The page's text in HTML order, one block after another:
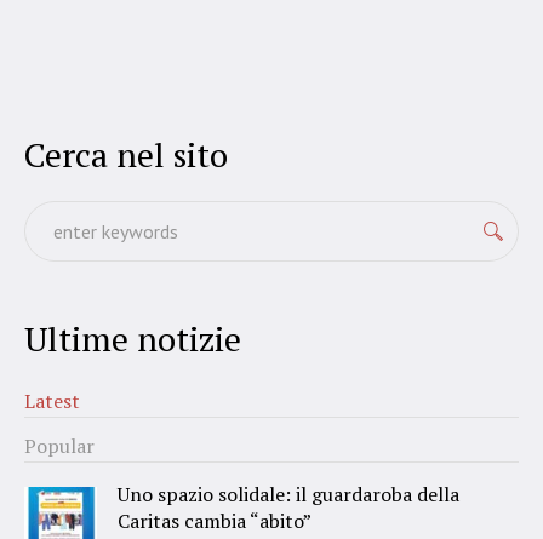
Cerca nel sito
Ultime notizie
Latest
Popular
Uno spazio solidale: il guardaroba della
Caritas cambia “abito”